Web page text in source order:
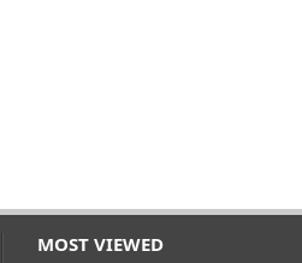
MOST VIEWED